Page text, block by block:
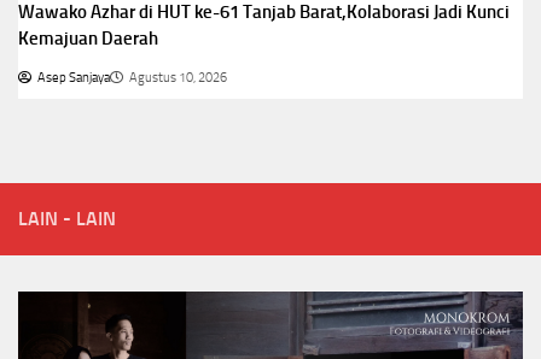
Wawako Azhar di HUT ke-61 Tanjab Barat,Kolaborasi Jadi Kunci
Kemajuan Daerah
Asep Sanjaya Agustus 10, 2026
LAIN - LAIN